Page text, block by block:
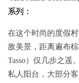
系列：
在这个时尚的度假
敌美景，距离遍布
Tasso）仅几步之遥
私人阳台，大部分